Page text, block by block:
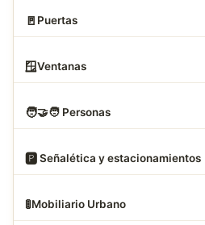
🚪 Puertas
🪟Ventanas
🧑‍🤝‍🧑 Personas
🅿️ Señalética y estacionamientos
🚦Mobiliario Urbano